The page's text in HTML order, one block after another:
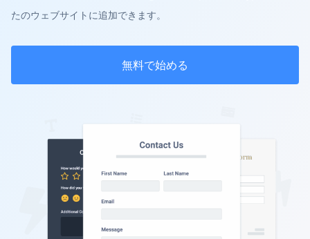
たのウェブサイトに追加できます。
無料で始める